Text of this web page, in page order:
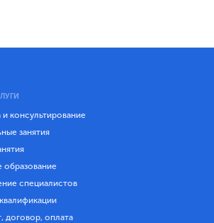
и консультирование
занятия
специалистов
договор, оплата